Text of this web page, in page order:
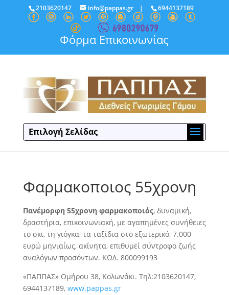
2103620147 info@pappas.gr| 6944137189
Φόρμα Επικοινωνίας
Επιλογή Σελίδας
Φαρμακοποιoς 55χρονη
Πανέμορφη 55χρονη φαρμακοποιός, δυναμική,
δραστήρια,επικοινωνιακή, με αγαπημένες συνήθειες
το σκι, τη γιόγκα, τα ταξίδια στο εξωτερικό, 7.000
ευρώ μηνιαίως, ακίνητα, επιθυμεί σύντροφο ζωής
αναλόγων προσόντων. ΚΩΔ. 800099193
«ΠΑΠΠΑΣ» Ομήρου 38, Κολωνάκι. Τηλ:2103620147,
6944137189, www.pappas.gr